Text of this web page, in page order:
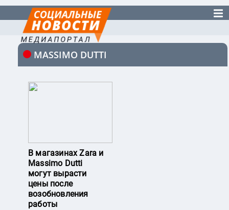
MASSIMO DUTTI
В магазинах Zara и
Massimo Dutti
могут вырасти
цены после
возобновления
работы